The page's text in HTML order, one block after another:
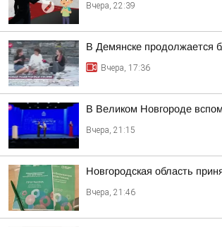
Вчера, 22:39
В Демянске продолжается
Вчера, 17:36
В Великом Новгороде
Вчера, 21:15
Новгородская область
Вчера, 21:46